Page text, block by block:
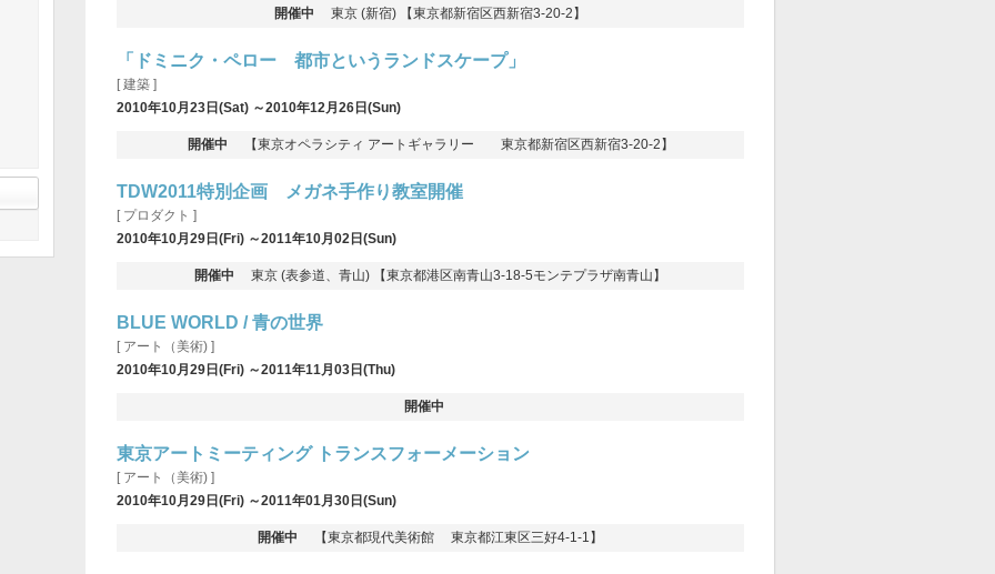
開催中 東京 (新宿) 【東京都新宿区西新宿3-20-2】
「ドミニク・ペロー 都市というランドスケープ」
[ 建築 ]
2010年10月23日(Sat) ～2010年12月26日(Sun)
開催中 【東京オペラシティ アートギャラリー 東京都新宿区西新宿3-20-2】
TDW2011特別企画 メガネ手作り教室開催
[ プロダクト ]
2010年10月29日(Fri) ～2011年10月02日(Sun)
開催中 東京 (表参道、青山) 【東京都港区南青山3-18-5モンテプラザ南青山】
BLUE WORLD / 青の世界
[ アート（美術) ]
2010年10月29日(Fri) ～2011年11月03日(Thu)
開催中
東京アートミーティング トランスフォーメーション
[ アート（美術) ]
2010年10月29日(Fri) ～2011年01月30日(Sun)
開催中 【東京都現代美術館 東京都江東区三好4-1-1】